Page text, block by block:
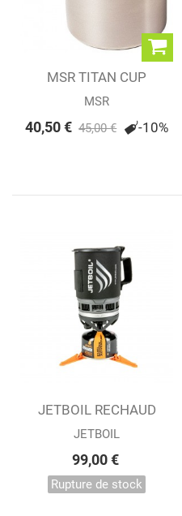
MSR TITAN CUP
MSR
40,50 € 45,00 € -10%
JETBOIL RECHAUD
TASSE ZIP
JETBOIL
99,00 €
Rupture de stock